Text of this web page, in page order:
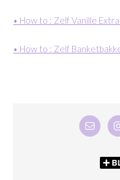
• How to : Zelf Vanille
• How to : Zelf